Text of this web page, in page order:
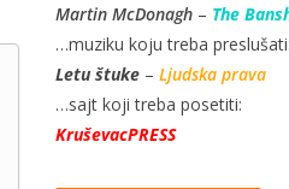
Martin McDonagh – The
…muziku koju treba preslušati:
Letu štuke – Ljudska prava
…sajt koji treba posetiti:
KruševacPRESS